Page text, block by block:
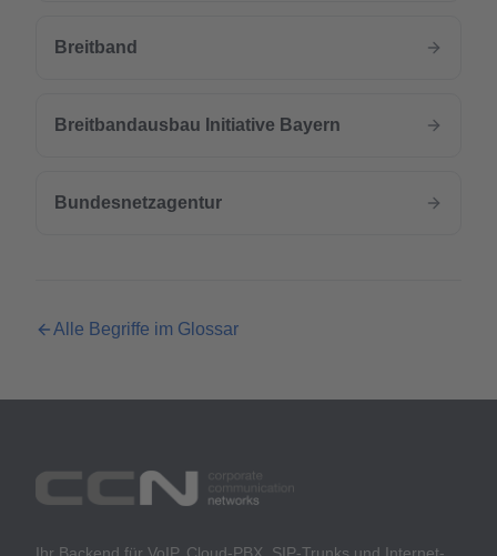
Breitband
Breitbandausbau Initiative Bayern
Bundesnetzagentur
Alle Begriffe im Glossar